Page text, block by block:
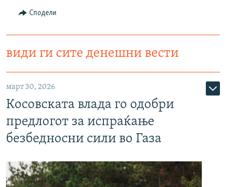
Сподели
види ги сите денешни вести
март 30, 2026
Косовската влада го одобри
предлогот за испраќање
безбедносни сили во Газа